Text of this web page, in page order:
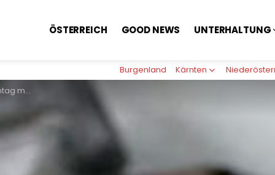
ÖSTERREICH GOOD NEWS UNTERHALTUNG
Burgenland Kärnten
Korruption